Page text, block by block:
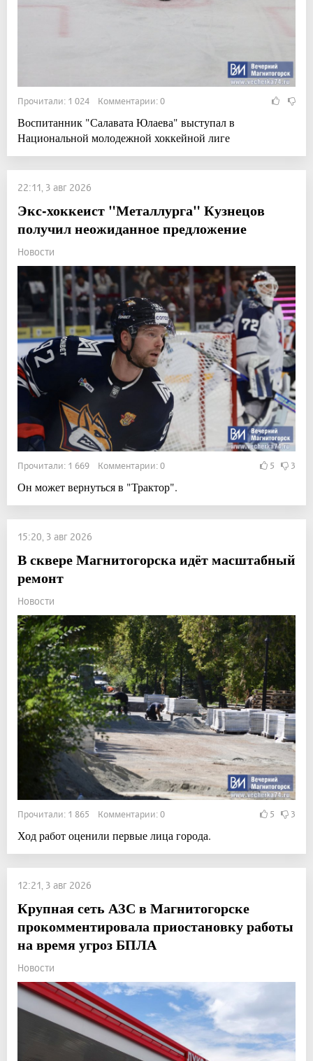
Прочитали: 1 024 Комментарии: 0
Воспитанник "Салавата Юлаева" выступал в
Национальной молодежной хоккейной лиге
22:11, 3 авг 2026
Экс-хоккеист "Металлурга" Кузнецов
получил неожиданное предложение
Новости
Прочитали: 1 669 Комментарии: 0 5 3
Он может вернуться в "Трактор".
15:20, 3 авг 2026
В сквере Магнитогорска идёт масштабный
ремонт
Новости
Прочитали: 1 865 Комментарии: 0 5 3
Ход работ оценили первые лица города.
12:21, 3 авг 2026
Крупная сеть АЗС в Магнитогорске
прокомментировала приостановку работы
на время угроз БПЛА
Новости